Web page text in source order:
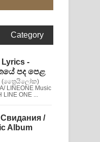
Category
-
පද පෙළ
(ත්‍රෛයිලෝක)
LINEONE Music
LINE ONE ...
Свидания /
Album